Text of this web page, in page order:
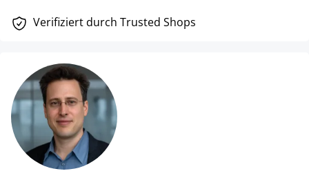
Verifiziert durch Trusted Shops